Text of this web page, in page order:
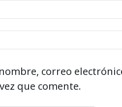
correo
que comente.